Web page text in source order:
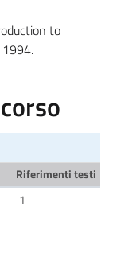
to
1994.
Riferimenti testi
1